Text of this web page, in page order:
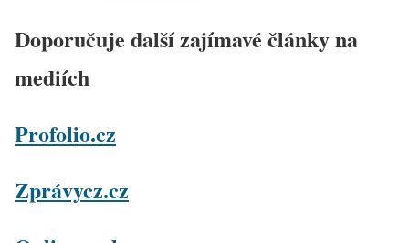
Doporučuje další zajímavé články na
mediích
Profolio.cz
Zprávycz.cz